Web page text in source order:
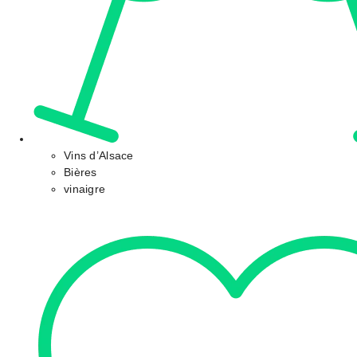
Vins d’Alsace
Bières
vinaigre